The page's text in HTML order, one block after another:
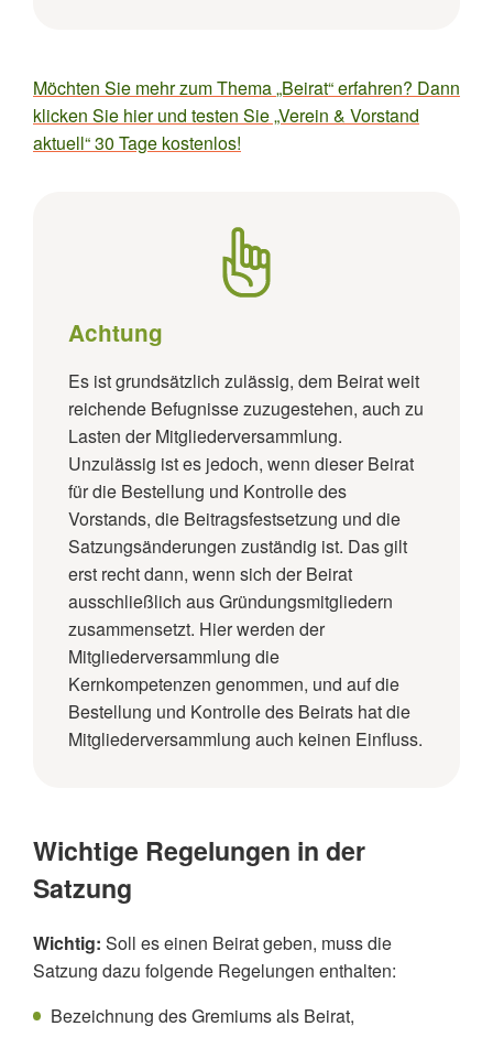
Möchten Sie mehr zum Thema„Beirat“erfahren? Dann
klicken Sie hier und testen Sie „Verein & Vorstand
aktuell“ 30 Tage kostenlos!
Achtung
Es ist grundsätzlich zulässig, dem Beirat weit
reichende Befugnisse zuzugestehen, auch zu
Lasten der Mitgliederversammlung.
Unzulässig ist es jedoch, wenn dieser Beirat
für die Bestellung und Kontrolle des
Vorstands, die Beitragsfestsetzung und die
Satzungsänderungen zuständig ist. Das gilt
erst recht dann, wenn sich der Beirat
ausschließlich aus Gründungsmitgliedern
zusammensetzt. Hier werden der
Mitgliederversammlung die
Kernkompetenzen genommen, und auf die
Bestellung und Kontrolle des Beirats hat die
Mitgliederversammlung auch keinen Einfluss.
Wichtige Regelungen in der
Satzung
Wichtig: Soll es einen Beirat geben, muss die
Satzung dazu folgende Regelungen enthalten:
Bezeichnung des Gremiums als Beirat,